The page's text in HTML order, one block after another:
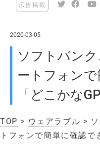
広告掲載
2020-03-05
ソフトバン
ートフォン
「どこかな
TOP > ウェアラブル >
トフォンで簡単に確認